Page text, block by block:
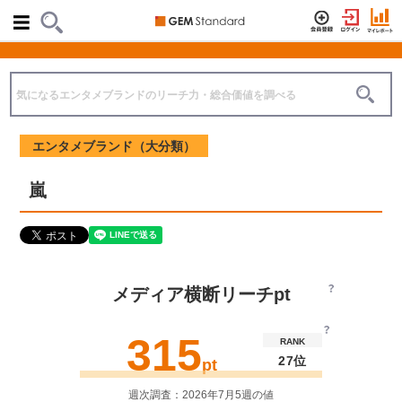
エンタメブランド（大分類）
嵐
メディア横断リーチpt
315pt
RANK
27位
週次調査：2026年7月5週の値